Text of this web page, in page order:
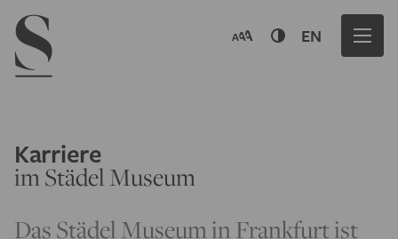
Navigation menu
EN
Karriere
im Städel Museum
Das Städel Museum in Frankfurt ist